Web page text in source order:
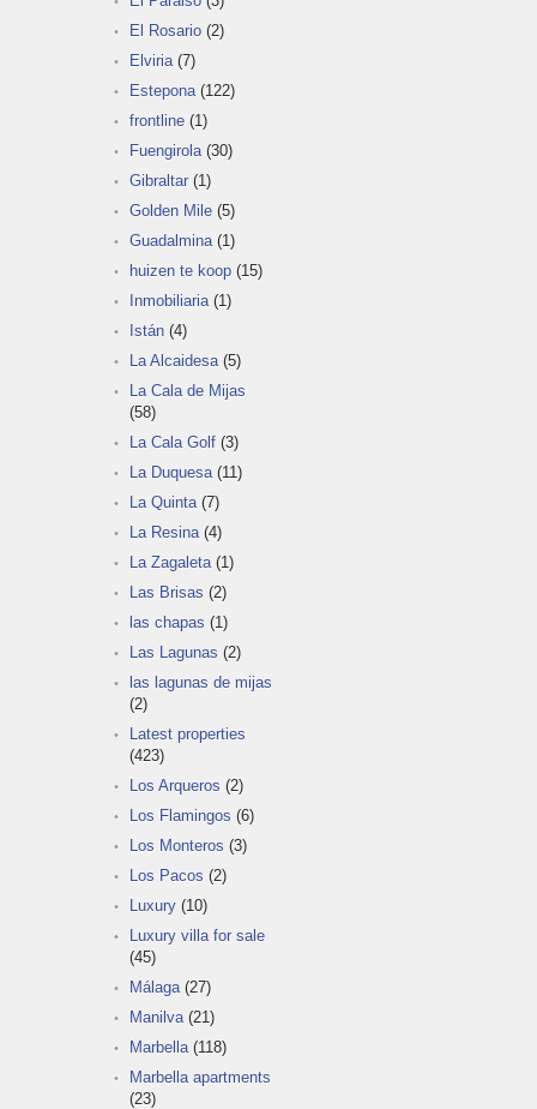
El Rosario (2)
Elviria (7)
Estepona (122)
frontline (1)
Fuengirola (30)
Gibraltar (1)
Golden Mile (5)
Guadalmina (1)
huizen te koop (15)
Inmobiliaria (1)
Istán (4)
La Alcaidesa (5)
La Cala de Mijas
(58)
La Cala Golf (3)
La Duquesa (11)
La Quinta (7)
La Resina (4)
La Zagaleta (1)
Las Brisas (2)
las chapas (1)
Las Lagunas (2)
las lagunas de mijas
(2)
Latest properties
(423)
Los Arqueros (2)
Los Flamingos (6)
Los Monteros (3)
Los Pacos (2)
Luxury (10)
Luxury villa for sale
(45)
Málaga (27)
Manilva (21)
Marbella (118)
Marbella apartments
(23)